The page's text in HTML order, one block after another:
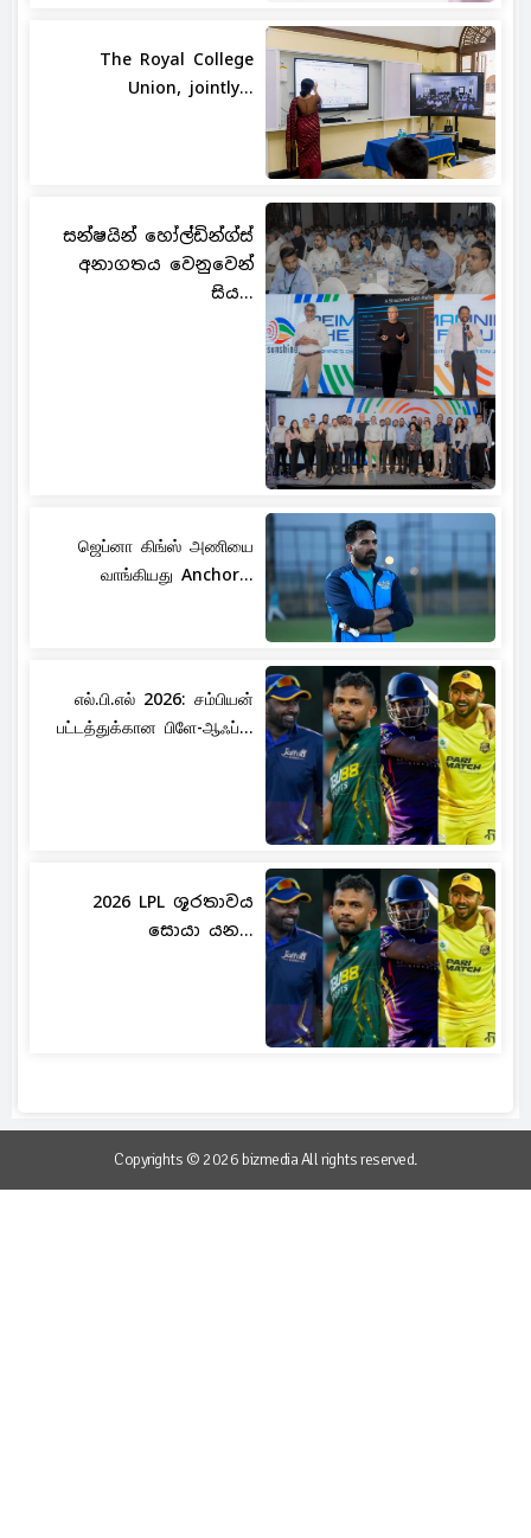
The Royal College
Union, jointly...
සන්ෂයින් හෝල්ඩින්ග්ස්
අනාගතය වෙනුවෙන්
සිය...
ஜெப்னா கிங்ஸ் அணியை
வாங்கியது Anchor...
எல்.பி.எல் 2026: சம்பியன்
பட்டத்துக்கான பிளே-ஆஃப்...
2026 LPL ශූරතාවය
සොයා යන...
Copyrights © 2026 bizmedia All rights reserved.